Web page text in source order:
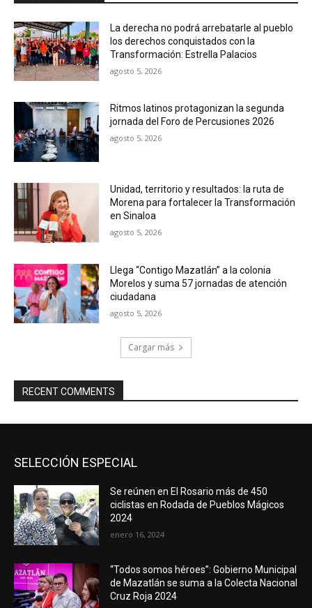
La derecha no podrá arrebatarle al pueblo
los derechos conquistados con la
Transformación: Estrella Palacios
agosto 5, 2026
Ritmos latinos protagonizan la segunda
jornada del Foro de Percusiones 2026
agosto 5, 2026
Unidad, territorio y resultados: la ruta de
Morena para fortalecer la Transformación
en Sinaloa
agosto 5, 2026
Llega “Contigo Mazatlán” a la colonia
Morelos y suma 57 jornadas de atención
ciudadana
agosto 5, 2026
Cargar más
RECENT COMMENTS
SELECCIÓN ESPECIAL
Se reúnen en El Rosario más de 450
ciclistas en Rodada de Pueblos Mágicos
2024
enero 16, 2024
“Todos somos héroes”: Gobierno Municipal
de Mazatlán se suma a la Colecta Nacional
Cruz Roja 2024